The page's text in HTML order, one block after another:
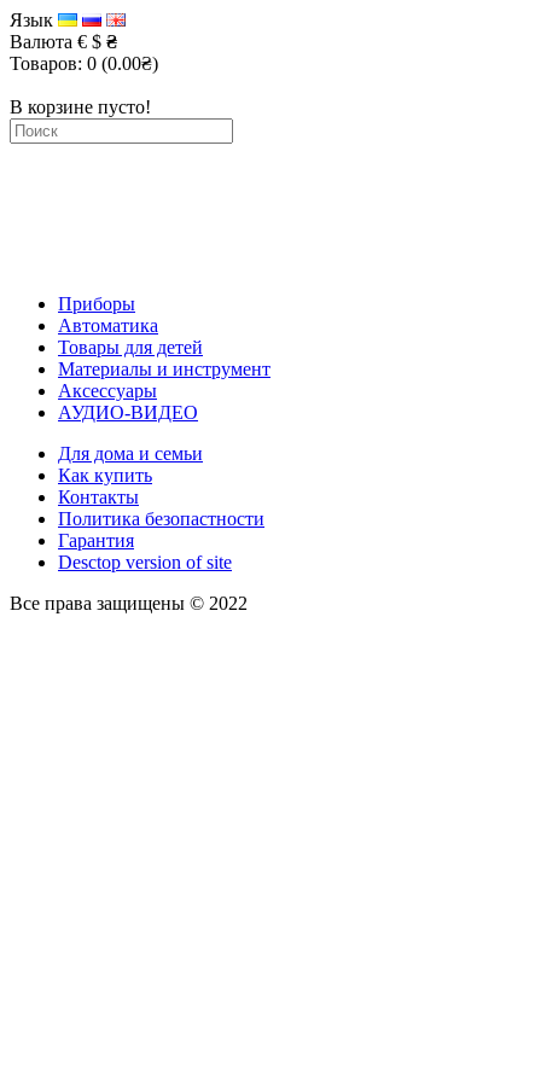
Язык
Валюта € $ ₴
Товаров: 0 (0.00₴)
В корзине пусто!
Приборы
Автоматика
Товары для детей
Материалы и инструмент
Аксессуары
АУДИО-ВИДЕО
Для дома и семьи
Как купить
Контакты
Политика безопастности
Гарантия
Desctop version of site
Все права защищены © 2022